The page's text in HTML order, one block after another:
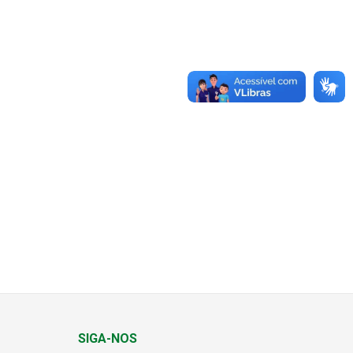
SIGA-NOS